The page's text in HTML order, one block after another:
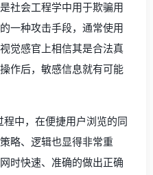
社会工程学中用于欺骗用
一种攻击手段，通常使用
觉感官上相信其是合法真
作后，敏感信息就有可能
中，在便捷用户浏览的同
略、逻辑也显得非常重
时快速、准确的做出正确